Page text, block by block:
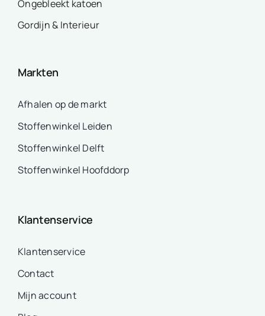
Ongebleekt katoen
Gordijn & Interieur
Markten
Afhalen op de markt
Stoffenwinkel Leiden
Stoffenwinkel Delft
Stoffenwinkel Hoofddorp
Klantenservice
Klantenservice
Contact
Mijn account